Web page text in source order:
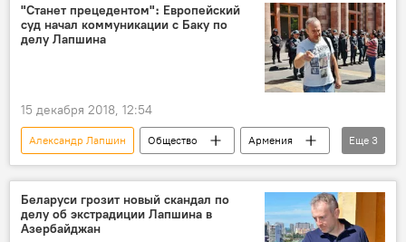
"Станет прецедентом"։ Европейский
суд начал коммуникации с Баку по
делу Лапшина
15 декабря 2018, 12:54
Александр Лапшин Общество
Армения
Политика
ЕСПЧ Баку
Еще 3
Беларуси грозит новый скандал по
делу об экстрадиции Лапшина в
Азербайджан